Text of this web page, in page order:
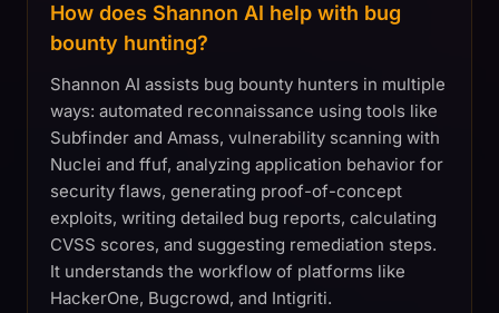
How does Shannon AI help with bug
bounty hunting?
Shannon AI assists bug bounty hunters in multiple
ways: automated reconnaissance using tools like
Subfinder and Amass, vulnerability scanning with
Nuclei and ffuf, analyzing application behavior for
security flaws, generating proof-of-concept
exploits, writing detailed bug reports, calculating
CVSS scores, and suggesting remediation steps.
It understands the workflow of platforms like
HackerOne, Bugcrowd, and Intigriti.